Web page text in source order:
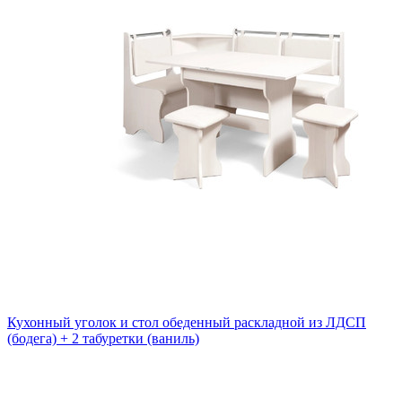
Кухонный уголок и стол обеденный раскладной из ЛДСП
(бодега) + 2 табуретки (ваниль)